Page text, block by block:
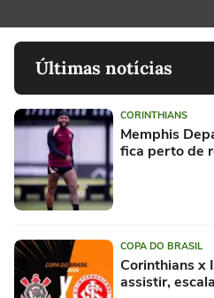
Últimas notícias
CORINTHIANS
Memphis
fica perto de
COPA DO BRASIL
Corinthians x
assistir,